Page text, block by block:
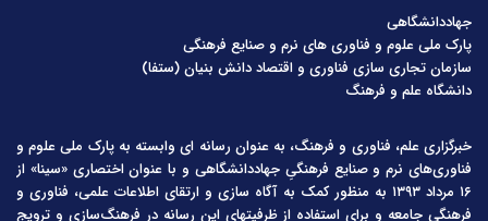
جهاددانشگاهی
پارک ملی علوم و فناوری های نرم و صنایع فرهنگی
سازمان تجاری سازی فناوری و اقتصاد دانش بنیان (ستفا)
دانشگاه علم و فرهنگ
خبرگزاری علم، فناوری و فرهنگ، به عنوان رسانه ای وابسته به پارک ملی علوم و
فناوری‌های نرم و صنایع فرهنگیِ جهاددانشگاهی و با عنوان اختصاری «سینا» از
۱۶ مرداد ۱۳۹۳ به منظور کمک به آگاه سازی و ارتقای اطلاعات علمی، فناوری و
فرهنگی جامعه و برای استفاده از ظرفیتهای این رسانه در فرهنگ‌سازی و ترویج